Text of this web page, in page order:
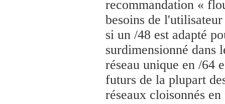
recommandation «
besoins de
si un /48 est adapté
surdimensionné dans
réseau unique en /64
futurs de la plupart
réseaux cloisonnés